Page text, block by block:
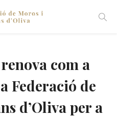
com a
Federació de
d’Oliva per a